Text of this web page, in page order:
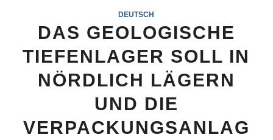
DEUTSCH
DAS GEOLOGISCHE
TIEFENLAGER SOLL IN
NÖRDLICH LÄGERN
UND DIE
VERPACKUNGSANLAG